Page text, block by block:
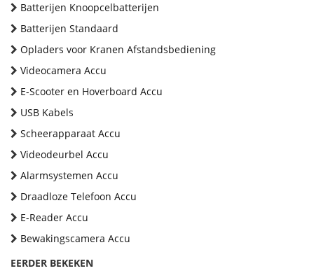
Batterijen Knoopcelbatterijen
Batterijen Standaard
Opladers voor Kranen Afstandsbediening
Videocamera Accu
E-Scooter en Hoverboard Accu
USB Kabels
Scheerapparaat Accu
Videodeurbel Accu
Alarmsystemen Accu
Draadloze Telefoon Accu
E-Reader Accu
Bewakingscamera Accu
EERDER BEKEKEN